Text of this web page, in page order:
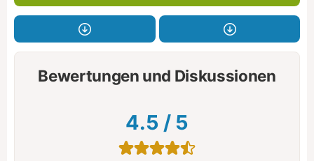
Bewertungen und Diskussionen
4.5 / 5